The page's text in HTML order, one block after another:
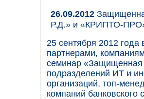
26.09.2012
Р.Д.» и «КРИПТО-
25 сентября 2012
партнерами,
семинар «Защищенная
подразделений ИТ и
организаций, топ-
компаний банковского